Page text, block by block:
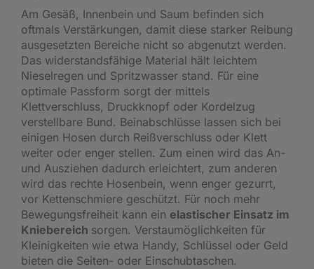
Am Gesäß, Innenbein und Saum befinden sich
oftmals Verstärkungen, damit diese starker Reibung
ausgesetzten Bereiche nicht so abgenutzt werden.
Das widerstandsfähige Material hält leichtem
Nieselregen und Spritzwasser stand. Für eine
optimale Passform sorgt der mittels
Klettverschluss, Druckknopf oder Kordelzug
verstellbare Bund. Beinabschlüsse lassen sich bei
einigen Hosen durch Reißverschluss oder Klett
weiter oder enger stellen. Zum einen wird das An-
und Ausziehen dadurch erleichtert, zum anderen
wird das rechte Hosenbein, wenn enger gezurrt,
vor Kettenschmiere geschützt. Für noch mehr
Bewegungsfreiheit kann ein elastischer Einsatz im
Kniebereich sorgen. Verstaumöglichkeiten für
Kleinigkeiten wie etwa Handy, Schlüssel oder Geld
bieten die Seiten- oder Einschubtaschen.